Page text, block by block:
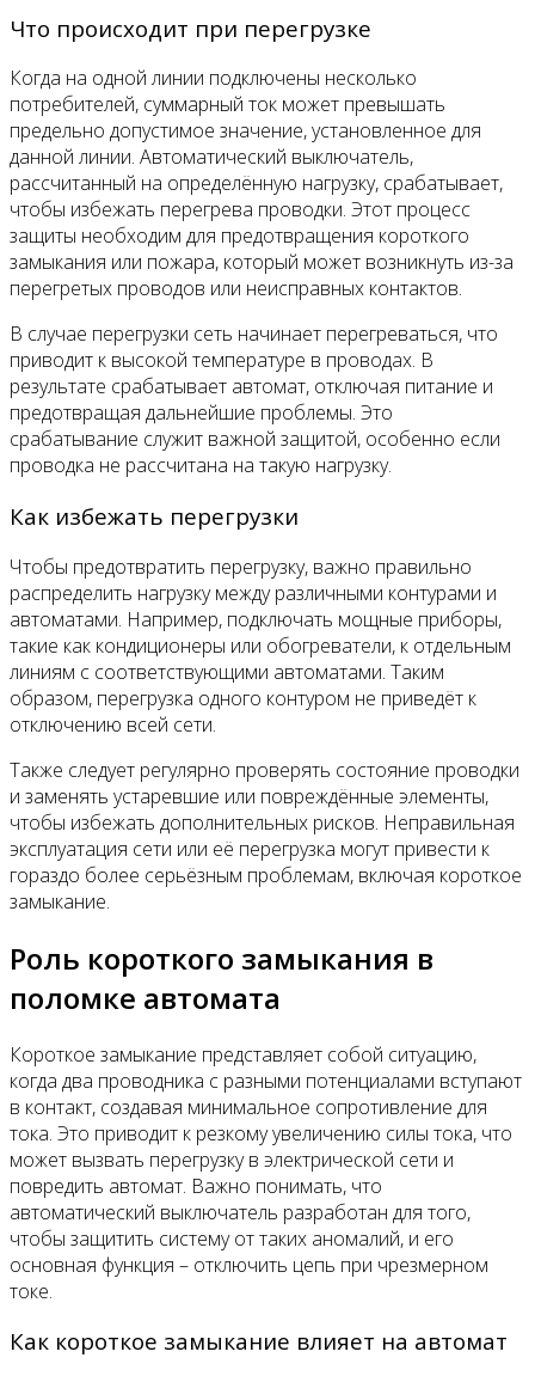
Что происходит при перегрузке
Когда на одной линии подключены несколько
потребителей, суммарный ток может превышать
предельно допустимое значение, установленное для
данной линии. Автоматический выключатель,
рассчитанный на определённую нагрузку, срабатывает,
чтобы избежать перегрева проводки. Этот процесс
защиты необходим для предотвращения короткого
замыкания или пожара, который может возникнуть из-за
перегретых проводов или неисправных контактов.
В случае перегрузки сеть начинает перегреваться, что
приводит к высокой температуре в проводах. В
результате срабатывает автомат, отключая питание и
предотвращая дальнейшие проблемы. Это
срабатывание служит важной защитой, особенно если
проводка не рассчитана на такую нагрузку.
Как избежать перегрузки
Чтобы предотвратить перегрузку, важно правильно
распределить нагрузку между различными контурами и
автоматами. Например, подключать мощные приборы,
такие как кондиционеры или обогреватели, к отдельным
линиям с соответствующими автоматами. Таким
образом, перегрузка одного контуром не приведёт к
отключению всей сети.
Также следует регулярно проверять состояние проводки
и заменять устаревшие или повреждённые элементы,
чтобы избежать дополнительных рисков. Неправильная
эксплуатация сети или её перегрузка могут привести к
гораздо более серьёзным проблемам, включая короткое
замыкание.
Роль короткого замыкания в
поломке автомата
Короткое замыкание представляет собой ситуацию,
когда два проводника с разными потенциалами вступают
в контакт, создавая минимальное сопротивление для
тока. Это приводит к резкому увеличению силы тока, что
может вызвать перегрузку в электрической сети и
повредить автомат. Важно понимать, что
автоматический выключатель разработан для того,
чтобы защитить систему от таких аномалий, и его
основная функция – отключить цепь при чрезмерном
токе.
Как короткое замыкание влияет на автомат